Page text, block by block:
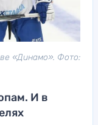
«Динамо». Фото:
И в